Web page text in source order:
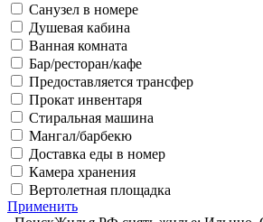
Санузел в номере
Душевая кабина
Ванная комната
Бар/ресторан/кафе
Предоставляется трансфер
Прокат инвентаря
Стиральная машина
Мангал/барбекю
Доставка еды в номер
Камера хранения
Вертолетная площадка
Применить